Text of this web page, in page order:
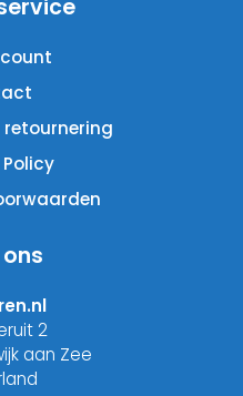
retournering
2
aan Zee